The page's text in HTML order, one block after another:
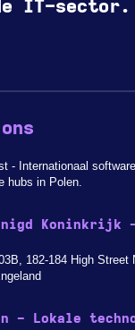
IT-sector.
- Internationaal
hubs in Polen.
Koninkrijk
182-184 High Street
- Lokale